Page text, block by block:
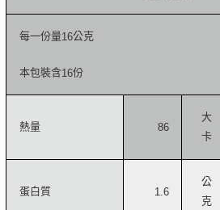
每一份量16公克
本包裝含16份
熱量 86
大
卡
蛋白質 1.6
公
克